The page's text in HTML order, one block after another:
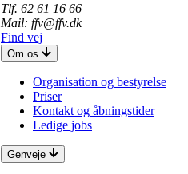
Tlf. 62 61 16 66
Mail: ffv@ffv.dk
Find vej
Om os
Organisation og bestyrelse
Priser
Kontakt og åbningstider
Ledige jobs
Genveje